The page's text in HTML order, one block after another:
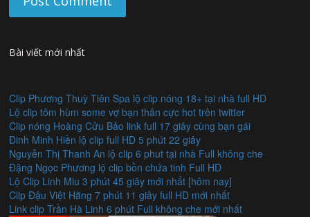
Bài viết mới nhất
Clip Phương Thuỳ Tiên Spa lộ clip nóng 18+ tại nhà full HD
Lộ clip tôm hùm some vợ bạn thân cực hot trên twitter
Clip nóng Hoàng Cửu Bảo link full 17 giây cùng bạn gái
Đinh Minh Hiền lộ clip full HD 5 phút 22 giây
Nguyễn Thị Thanh An lộ clip 6 phut tại nhà Full không che
Đặng Ngọc Phương lộ clip bồn chứa tinh Full HD
Lộ Clip Linh Miu 3 phút 45 giây mới nhất [hôm nay]
Clip Đậu Việt Hằng 7 phút 11 giây full HD mới nhất
Link clip Trần Hà Linh 6 phút Full không che mới nhất